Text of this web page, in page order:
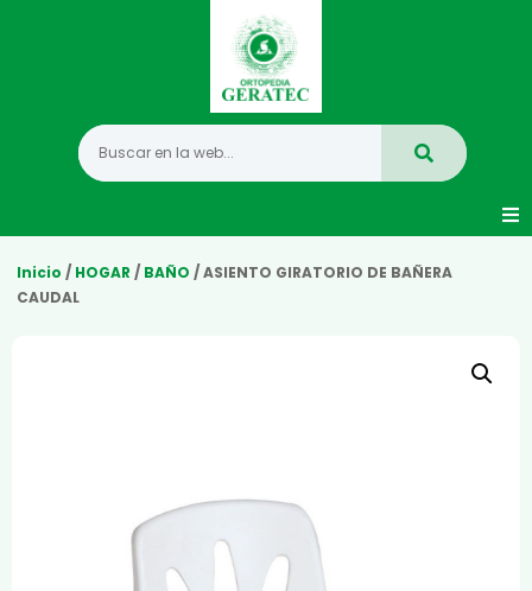
Movilidad
Compresión Médica
Inicio / HOGAR / BAÑO / ASIENTO GIRATORIO DE BAÑERA
CAUDAL